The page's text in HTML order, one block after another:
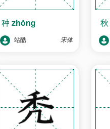
种 zhǒng
站酷 宋体
秋